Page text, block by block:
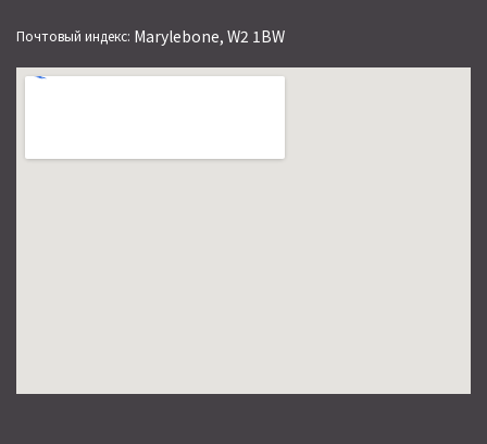
Почтовый индекс: Marylebone, W2 1BW